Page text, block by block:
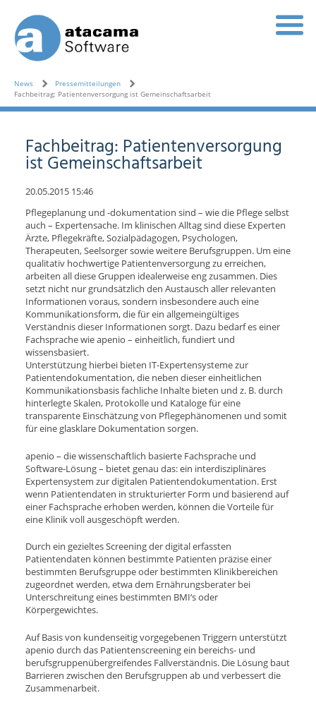
News
Pressemitteilungen
Fachbeitrag: Patientenversorgung ist Gemeinschaftsarbeit
Fachbeitrag: Patientenversorgung
ist Gemeinschaftsarbeit
20.05.2015 15:46
Pflegeplanung und -dokumentation sind – wie die Pflege selbst
auch – Expertensache. Im klinischen Alltag sind diese Experten
Ärzte, Pflegekräfte, Sozialpädagogen, Psychologen,
Therapeuten, Seelsorger sowie weitere Berufsgruppen. Um eine
qualitativ hochwertige Patientenversorgung zu erreichen,
arbeiten all diese Gruppen idealerweise eng zusammen. Dies
setzt nicht nur grundsätzlich den Austausch aller relevanten
Informationen voraus, sondern insbesondere auch eine
Kommunikationsform, die für ein allgemeingültiges
Verständnis dieser Informationen sorgt. Dazu bedarf es einer
Fachsprache wie apenio – einheitlich, fundiert und
wissensbasiert.
Unterstützung hierbei bieten IT-Expertensysteme zur
Patientendokumentation, die neben dieser einheitlichen
Kommunikationsbasis fachliche Inhalte bieten und z. B. durch
hinterlegte Skalen, Protokolle und Kataloge für eine
transparente Einschätzung von Pflegephänomenen und somit
für eine glasklare Dokumentation sorgen.
apenio – die wissenschaftlich basierte Fachsprache und
Software-Lösung – bietet genau das: ein interdisziplinäres
Expertensystem zur digitalen Patientendokumentation. Erst
wenn Patientendaten in strukturierter Form und basierend auf
einer Fachsprache erhoben werden, können die Vorteile für
eine Klinik voll ausgeschöpft werden.
Durch ein gezieltes Screening der digital erfassten
Patientendaten können bestimmte Patienten präzise einer
bestimmten Berufsgruppe oder bestimmten Klinikbereichen
zugeordnet werden, etwa dem Ernährungsberater bei
Unterschreitung eines bestimmten BMI‘s oder
Körpergewichtes.
Auf Basis von kundenseitig vorgegebenen Triggern unterstützt
apenio durch das Patientenscreening ein bereichs- und
berufsgruppenübergreifendes Fallverständnis. Die Lösung baut
Barrieren zwischen den Berufsgruppen ab und verbessert die
Zusammenarbeit.